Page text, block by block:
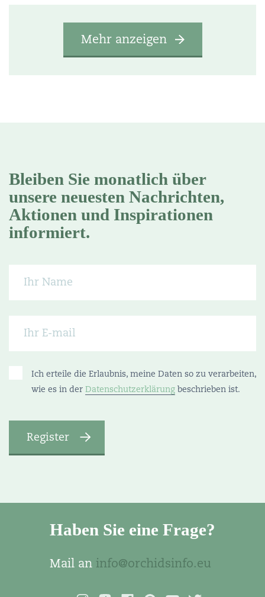
Mehr anzeigen
Bleiben Sie monatlich über
unsere neuesten Nachrichten,
Aktionen und Inspirationen
informiert.
Ich erteile die Erlaubnis, meine Daten so zu verarbeiten,
wie es in der Datenschutzerklärung beschrieben ist.
Haben Sie eine Frage?
Mail an info@orchidsinfo.eu